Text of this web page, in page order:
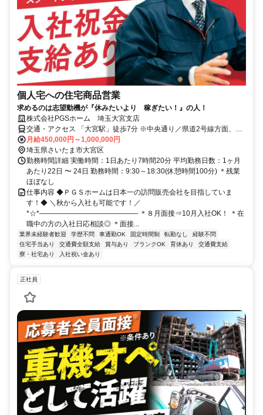
個人宅への住宅商品営業
求めるのは志望動機が『休みたいより 稼ぎたい！』の人！
株式会社PGSホーム 埼玉大宮支店
交通・アクセス 「大宮駅」徒歩7分 ※中央通り／県道2号線方面、仲
町交差点すぐ
月給450,000円～1,000,000円
埼玉県さいたま市大宮区
勤務時間詳細 実働時間：1日あたり7時間20分 平均勤務日数：1ヶ月
あたり22日 〜 24日 勤務時間：9:30～18:30(休憩時間100分) ＊残業
ほぼなし
仕事内容 ◆ＰＧＳホームは日本一の訪問販売会社を目指していま
す！◆ ＼秋から入社も可能です！／
*☆*―――――――――――――― ＊８月面接⇒10月入社OK！ ＊在
職中の方の入社日応相談◎ ＊面接...
業界未経験者歓迎 学歴不問 車通勤OK 固定時間制 転勤なし
経験不問
住宅手当あり
交通費全額支給 賞与あり ブランクOK 育休あり
交通費支給
寮・社宅あり
入社祝い金あり
正社員